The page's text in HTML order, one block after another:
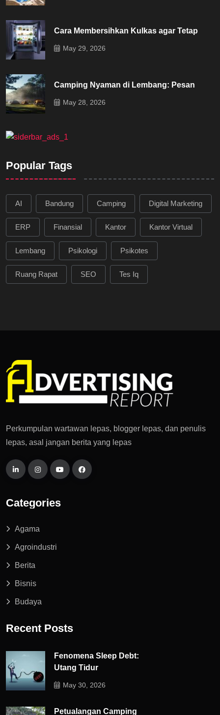
Cara Membersihkan Kulkas agar Tetap
May 29, 2026
Camping Nyaman di Lembang: Pesan
May 28, 2026
Popular Tags
AI Bandung Camping Digital Marketing
ERP Finansial Kantor Kantor Virtual
Lembang Psikologi Psikotes
Ruang Rapat SEO Tes Iq
Perkumpulan wartawan lepas, blogger lepas, dan penulis
lepas, asal jangan berita yang lepas
Categories
Agama
Agroindustri
Berita
Bisnis
Budaya
Recent Posts
Fenomena Sleep Debt:
Utang Tidur
May 30, 2026
Petualangan Camping